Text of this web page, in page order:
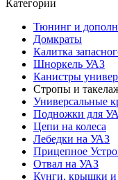
Категории
Тюнинг и
Домкраты
Калитка
Шноркель УАЗ
Канистры
Стропы и
Универсальные
Подножки для
Цепи на колеса
Лебедки на УАЗ
Прицепное
Отвал на УАЗ
Кунги, крышки и